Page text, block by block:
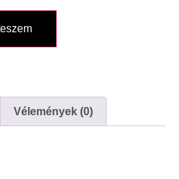
Vélemények (0)